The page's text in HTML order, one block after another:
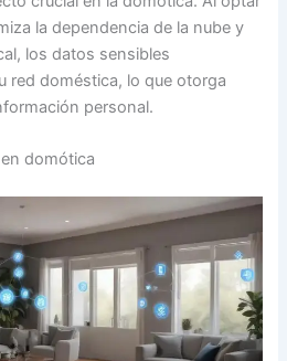
la dependencia de la nube y
los datos sensibles
red doméstica, lo que otorga
personal.
domótica